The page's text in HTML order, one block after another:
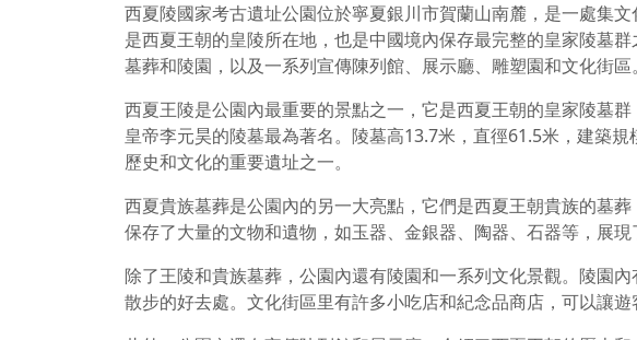
西夏陵國家考古遺址公園位於寧夏銀川市賀蘭山南麓，是一處集
是西夏王朝的皇陵所在地，也是中國境內保存最完整的皇家陵墓
墓葬和陵園，以及一系列宣傳陳列館、展示廳、雕塑園和文化街區。
西夏王陵是公園內最重要的景點之一，它是西夏王朝的皇家陵墓
皇帝李元昊的陵墓最為著名。陵墓高13.7米，直徑61.5米，建築
歷史和文化的重要遺址之一。
西夏貴族墓葬是公園內的另一大亮點，它們是西夏王朝貴族的墓
保存了大量的文物和遺物，如玉器、金銀器、陶器、石器等，展現
除了王陵和貴族墓葬，公園內還有陵園和一系列文化景觀。陵園
散步的好去處。文化街區里有許多小吃店和紀念品商店，可以讓遊